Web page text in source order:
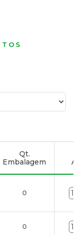
Qt.
Embalagem
0
0